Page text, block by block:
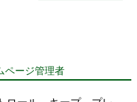
ページ管理者